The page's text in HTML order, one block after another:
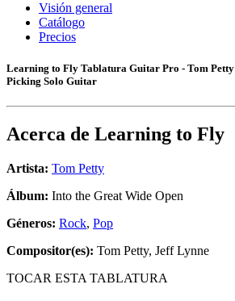
Visión general
Catálogo
Precios
Learning to Fly Tablatura Guitar Pro - Tom Petty
Picking Solo Guitar
Acerca de Learning to Fly
Artista: Tom Petty
Álbum: Into the Great Wide Open
Géneros: Rock, Pop
Compositor(es): Tom Petty, Jeff Lynne
TOCAR ESTA TABLATURA